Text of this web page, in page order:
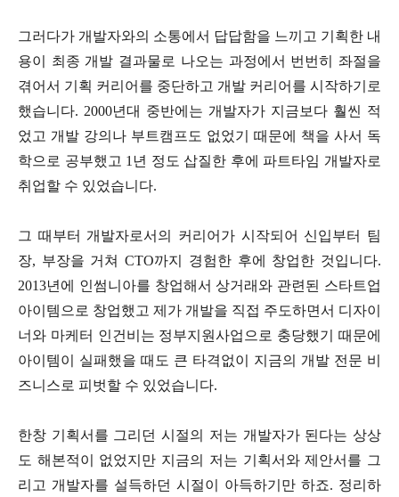
그러다가 개발자와의 소통에서 답답함을 느끼고 기획한 내
용이 최종 개발 결과물로 나오는 과정에서 번번히 좌절을
겪어서 기획 커리어를 중단하고 개발 커리어를 시작하기로
했습니다. 2000년대 중반에는 개발자가 지금보다 훨씬 적
었고 개발 강의나 부트캠프도 없었기 때문에 책을 사서 독
학으로 공부했고 1년 정도 삽질한 후에 파트타임 개발자로
취업할 수 있었습니다.
그 때부터 개발자로서의 커리어가 시작되어 신입부터 팀
장, 부장을 거쳐 CTO까지 경험한 후에 창업한 것입니다.
2013년에 인썸니아를 창업해서 상거래와 관련된 스타트업
아이템으로 창업했고 제가 개발을 직접 주도하면서 디자이
너와 마케터 인건비는 정부지원사업으로 충당했기 때문에
아이템이 실패했을 때도 큰 타격없이 지금의 개발 전문 비
즈니스로 피벗할 수 있었습니다.
한창 기획서를 그리던 시절의 저는 개발자가 된다는 상상
도 해본적이 없었지만 지금의 저는 기획서와 제안서를 그
리고 개발자를 설득하던 시절이 아득하기만 하죠. 정리하